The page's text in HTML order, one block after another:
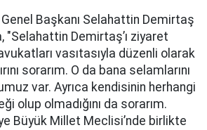
Başkanı Selahattin Demirtaş
"Selahattin Demirtaş’ı ziyaret
vasıtasıyla düzenli olarak
sorarım. O da bana selamlarını
var. Ayrıca kendisinin herhangi
olup olmadığını da sorarım.
Büyük Millet Meclisi’nde birlikte